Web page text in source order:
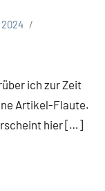
2024
ich zur Zeit
Artikel-Flaute.
hier […]